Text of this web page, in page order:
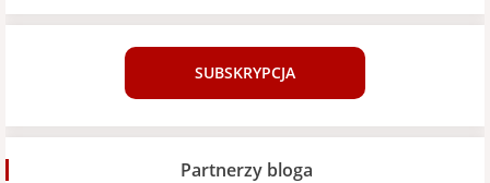
SUBSKRYPCJA
Partnerzy bloga